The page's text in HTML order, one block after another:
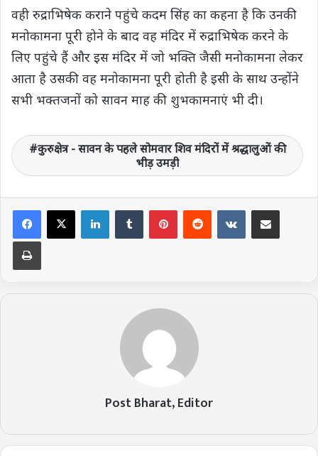
वही रुद्राभिषेक कराने पहुंचे कदम सिंह का कहना है कि उनकी
मनोकामना पूरी होने के बाद वह मंदिर में रुद्राभिषेक करने के
लिए पहुंचे हैं और इस मंदिर में जो भक्ति जैसी मनोकामना लेकर
आता है उसकी वह मनोकामना पूरी होती है इसी के साथ उन्होंने
सभी भक्तजनों को सावन माह की शुभकामनाएं भी दी।
कुरुक्षेत्र - सावन के पहले सोमवार शिव मंदिरों में श्रद्धालुओं की
भीड़ उमड़ी
LinkedInTumblrPinterestRedditVKontakte
Share via Email
Print
Post Bharat, Editor